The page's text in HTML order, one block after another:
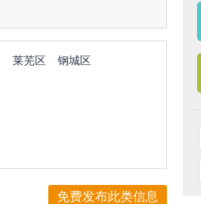
莱芜区
钢城区
免费发布此类信息